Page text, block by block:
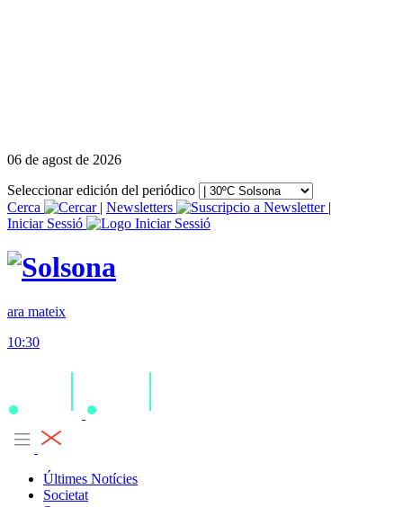
06 de agost de 2026
Seleccionar edición del periódico
Cerca
| Newsletters
|
Iniciar Sessió
ara mateix
10:30
Últimes Notícies
Societat